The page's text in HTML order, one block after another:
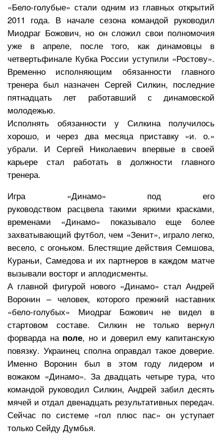
«Бело-голубые» стали одним из главных открытий
2011 года. В начале сезона командой руководил
Миодраг Божович, но он сложил свои полномочия
уже в апреле, после того, как динамовцы в
четвертьфинале Кубка России уступили «Ростову».
Временно исполняющим обязанности главного
тренера был назначен Сергей Силкин, последние
пятнадцать лет работавший с динамовской
молодежью.
Исполнять обязанности у Силкина получилось
хорошо, и через два месяца приставку «и. о.»
убрали. И Сергей Николаевич впервые в своей
карьере стал работать в должности главного
тренера.
Игра «Динамо» под его
руководством расцвела такими яркими красками,
временами «Динамо» показывало еще более
захватывающий футбол, чем «Зенит», играло легко,
весело, с огоньком. Блестящие действия Семшова,
Кураньи, Самедова и их партнеров в каждом матче
вызывали восторг и аплодисменты.
А главной фигурой нового «Динамо» стал Андрей
Воронин – человек, которого прежний наставник
«бело-голубых» Миодраг Божович не видел в
стартовом составе. Силкин не только вернул
форварда на поле, но и доверил ему капитанскую
повязку. Украинец сполна оправдал такое доверие.
Именно Воронин был в этом году лидером и
вожаком «Динамо». За двадцать четыре тура, что
командой руководил Силкин, Андрей забил десять
мячей и отдал двенадцать результативных передач.
Сейчас по системе «гол плюс пас» он уступает
только Сейду Думбья.